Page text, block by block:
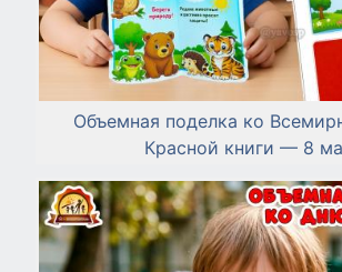
Объемная поделка ко
Красной книги — 8